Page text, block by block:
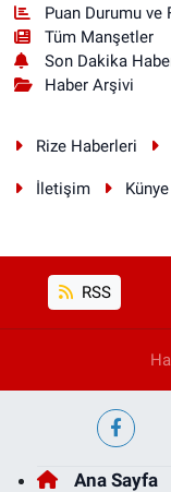
Puan Durumu ve
Tüm Manşetler
Son Dakika
Haber Arşivi
Rize Haberleri
İletişim Künye
RSS
Ana Sayfa